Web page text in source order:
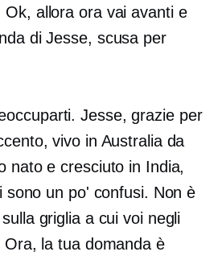
Ok, allora ora vai avanti e
di Jesse, scusa per
Jesse, grazie per
vivo in Australia da
nato e cresciuto in India,
sono un po' confusi. Non è
griglia a cui voi negli
Ora, la tua domanda è